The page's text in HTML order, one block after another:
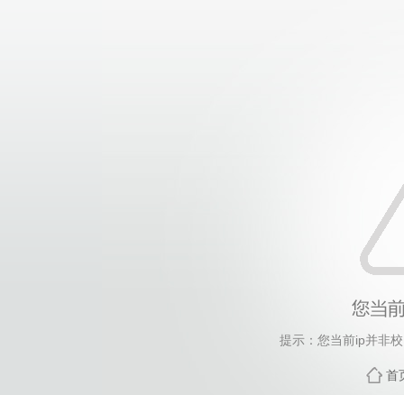
提示：您当前ip并非
首